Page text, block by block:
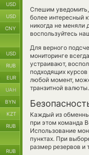
Спешим
более интересный
никогда не меняли
воспользуйтесь
Для верного
мониторинге
устраивают,
подходящих
любой момент,
транзитной валюты.
Каждый из
при этом команда
Использование
пунктах. При
размер резервов и
USD
USD
CNY
USD
RUB
EUR
UAH
BYN
KZT
RUB
RUB